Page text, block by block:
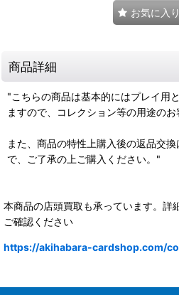
お気に入
商品詳細
"こちらの商品は基本的にはプレイ用
ますので、コレクション等の用途のお
また、商品の特性上購入後の返品交
で、ご了承の上ご購入ください。"
本商品の店頭買取も承っています。詳
ご確認ください
https://akihabara-cardshop.com/